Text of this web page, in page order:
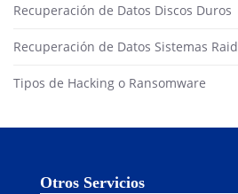
Recuperación de Datos Discos Duros
Recuperación de Datos Sistemas Raid
Tipos de Hacking o Ransomware
Otros Servicios